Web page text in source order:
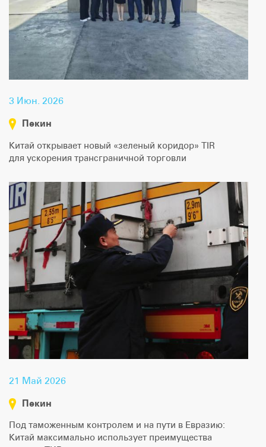
3 Июн. 2026
Пекин
Китай открывает новый «зеленый коридор» TIR
для ускорения трансграничной торговли
21 Май 2026
Пекин
Под таможенным контролем и на пути в Евразию:
Китай максимально использует преимущества